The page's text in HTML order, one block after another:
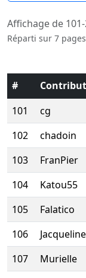
Affichage de
Réparti sur 7 pages
#
101
cg
102 chadoin
103 FranPier
104 Katou55
105 Falatico
106
107 Murielle